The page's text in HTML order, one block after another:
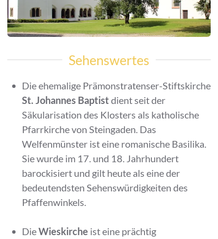
Sehenswertes
Die ehemalige Prämonstratenser-Stiftskirche
St. Johannes Baptist dient seit der
Säkularisation des Klosters als katholische
Pfarrkirche von Steingaden. Das
Welfenmünster ist eine romanische Basilika.
Sie wurde im 17. und 18. Jahrhundert
barockisiert und gilt heute als eine der
bedeutendsten Sehenswürdigkeiten des
Pfaffenwinkels.
DieWieskirche ist eine prächtig